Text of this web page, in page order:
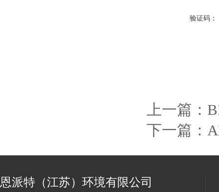
验证码：
上一篇：
下一篇：
恩派特（江苏）环境有限公司